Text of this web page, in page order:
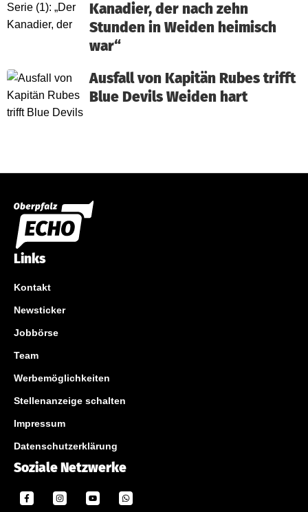
Kanadier, der nach zehn
Stunden in Weiden heimisch
war“
Ausfall von Kapitän Rubes trifft
Blue Devils Weiden hart
Links
Kontakt
Newsticker
Jobbörse
Team
Werbemöglichkeiten
Stellenanzeige schalten
Impressum
Datenschutzerklärung
Soziale Netzwerke